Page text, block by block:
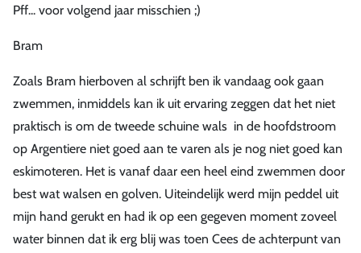
Pff... voor volgend jaar misschien ;)
Bram
Zoals Bram hierboven al schrijft ben ik vandaag ook gaan
zwemmen, inmiddels kan ik uit ervaring zeggen dat het niet
praktisch is om de tweede schuine wals in de hoofdstroom
op Argentiere niet goed aan te varen als je nog niet goed kan
eskimoteren. Het is vanaf daar een heel eind zwemmen door
best wat walsen en golven. Uiteindelijk werd mijn peddel uit
mijn hand gerukt en had ik op een gegeven moment zoveel
water binnen dat ik erg blij was toen Cees de achterpunt van